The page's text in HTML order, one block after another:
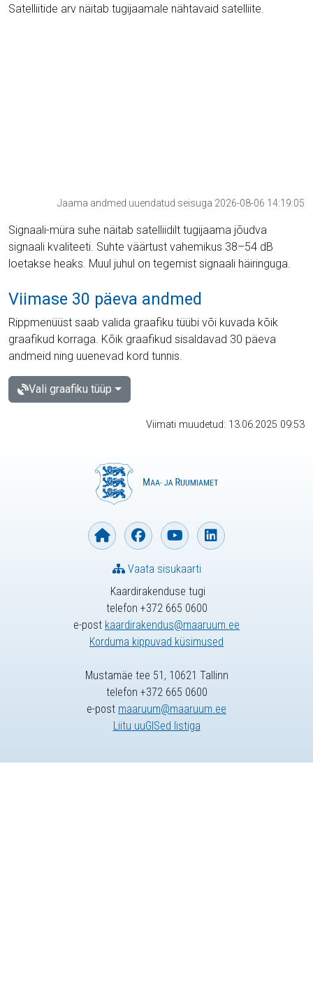
Satelliitide arv näitab tugijaamale nähtavaid satelliite.
Jaama andmed uuendatud seisuga 2026-08-06 14:19:05
Signaali-müra suhe näitab satelliidilt tugijaama jõudva
signaali kvaliteeti. Suhte väärtust vahemikus 38–54 dB
loetakse heaks. Muul juhul on tegemist signaali häiringuga.
Viimase 30 päeva andmed
Rippmenüüst saab valida graafiku tüübi või kuvada kõik
graafikud korraga. Kõik graafikud sisaldavad 30 päeva
andmeid ning uuenevad kord tunnis.
Vali graafiku tüüp
Viimati muudetud: 13.06.2025 09:53
Kaardirakenduse tugi
telefon +372 665 0600
e-post kaardirakendus@maaruum.ee
Korduma kippuvad küsimused
Vaata sisukaarti
Mustamäe tee 51, 10621 Tallinn
telefon +372 665 0600
e-post maaruum@maaruum.ee
Liitu uuGISed listiga